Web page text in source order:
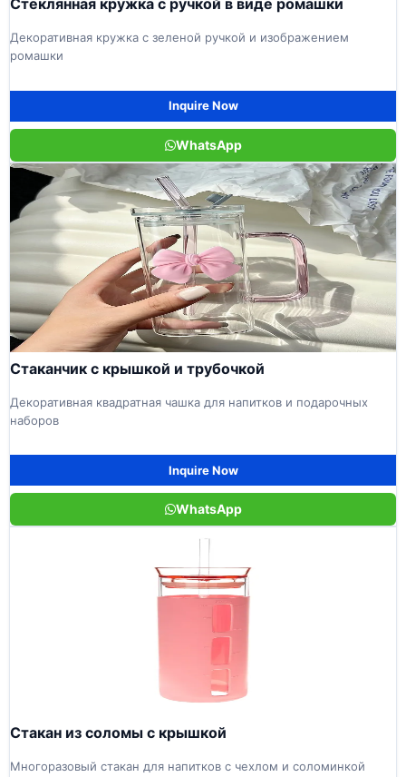
Стеклянная кружка с ручкой в виде ромашки
Декоративная кружка с зеленой ручкой и изображением
ромашки
Inquire Now
WhatsApp
Стаканчик с крышкой и трубочкой
Декоративная квадратная чашка для напитков и подарочных
наборов
Inquire Now
WhatsApp
Стакан из соломы с крышкой
Многоразовый стакан для напитков с чехлом и соломинкой